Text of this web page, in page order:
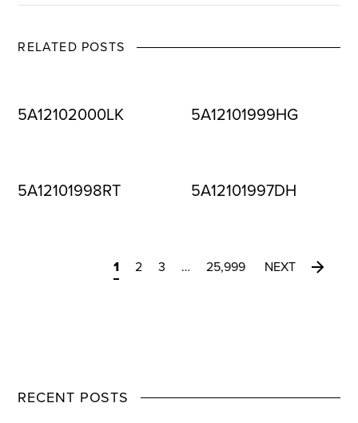
RELATED POSTS
5A12102000LK 5A12101999HG
5A12101998RT 5A12101997DH
1 2 3 … 25,999 NEXT
RECENT POSTS